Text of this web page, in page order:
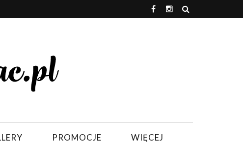
PROMOCJE WIĘCEJ